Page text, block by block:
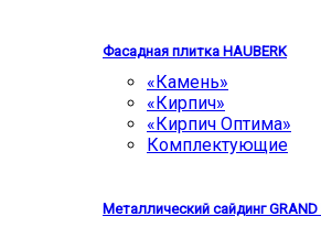
Фасадная плитка HAUBERK
«Камень»
«Кирпич»
«Кирпич Оптима»
Комплектующие
Металлический сайдинг GRAND